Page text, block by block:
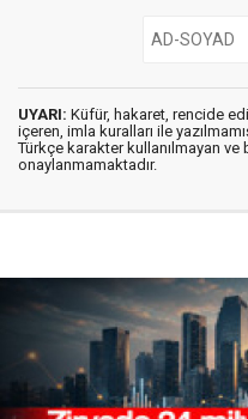
UYARI: Küfür, hakaret, rencide
içeren, imla kuralları ile
Türkçe karakter kullanılmayan ve
onaylanmamaktadır.